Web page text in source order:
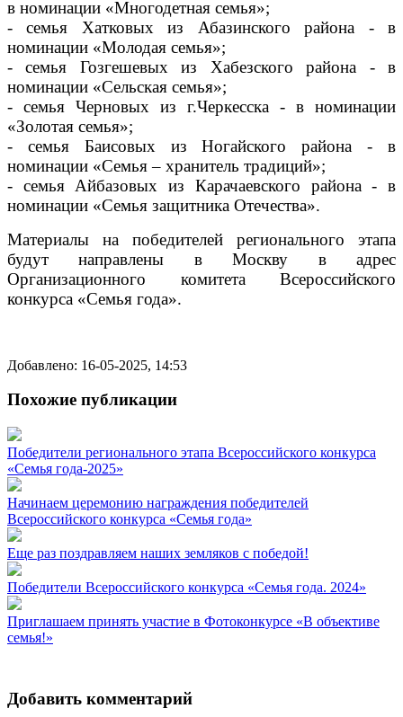
в номинации «Многодетная семья»;
- семья Хатковых из Абазинского района - в
номинации «Молодая семья»;
- семья Гозгешевых из Хабезского района - в
номинации «Сельская семья»;
- семья Черновых из г.Черкесска - в номинации
«Золотая семья»;
- семья Баисовых из Ногайского района - в
номинации «Семья – хранитель традиций»;
- семья Айбазовых из Карачаевского района - в
номинации «Семья защитника Отечества».
Материалы на победителей регионального этапа
будут направлены в Москву в адрес
Организационного комитета Всероссийского
конкурса «Семья года».
Добавлено: 16-05-2025, 14:53
Похожие публикации
Победители регионального этапа Всероссийского конкурса
«Семья года-2025»
Начинаем церемонию награждения победителей
Всероссийского конкурса «Семья года»
Еще раз поздравляем наших земляков с победой!
Победители Всероссийского конкурса «Семья года. 2024»
Приглашаем принять участие в Фотоконкурсе «В объективе
семья!»
Добавить комментарий